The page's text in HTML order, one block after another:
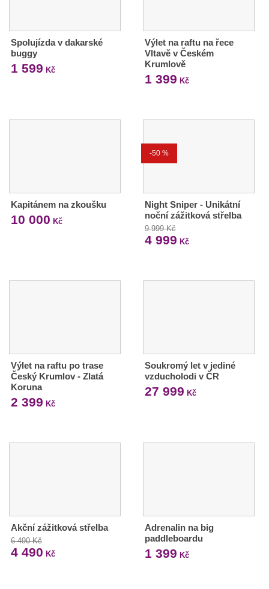
Spolujízda v dakarské
buggy
1 599 Kč
Výlet na raftu na řece
Vltavě v Českém
Krumlově
1 399 Kč
Kapitánem na zkoušku
10 000 Kč
-50 %
Night Sniper - Unikátní
noční zážitková střelba
9 999 Kč
4 999 Kč
Výlet na raftu po trase
Český Krumlov - Zlatá
Koruna
2 399 Kč
Soukromý let v jediné
vzducholodi v ČR
27 999 Kč
Akční zážitková střelba
6 490 Kč
4 490 Kč
Adrenalin na big
paddleboardu
1 399 Kč